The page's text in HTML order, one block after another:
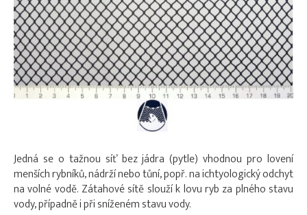
Jedná se o tažnou síť bez jádra (pytle) vhodnou pro lovení
menších rybníků, nádrží nebo tůní, popř. na ichtyologický odchyt
na volné vodě. Zátahové sítě slouží k lovu ryb za plného stavu
vody, případně i při sníženém stavu vody.